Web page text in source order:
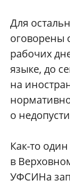
Для
оговорены
рабочих
языке, до
на
о
Как-то
в
УФСИНа